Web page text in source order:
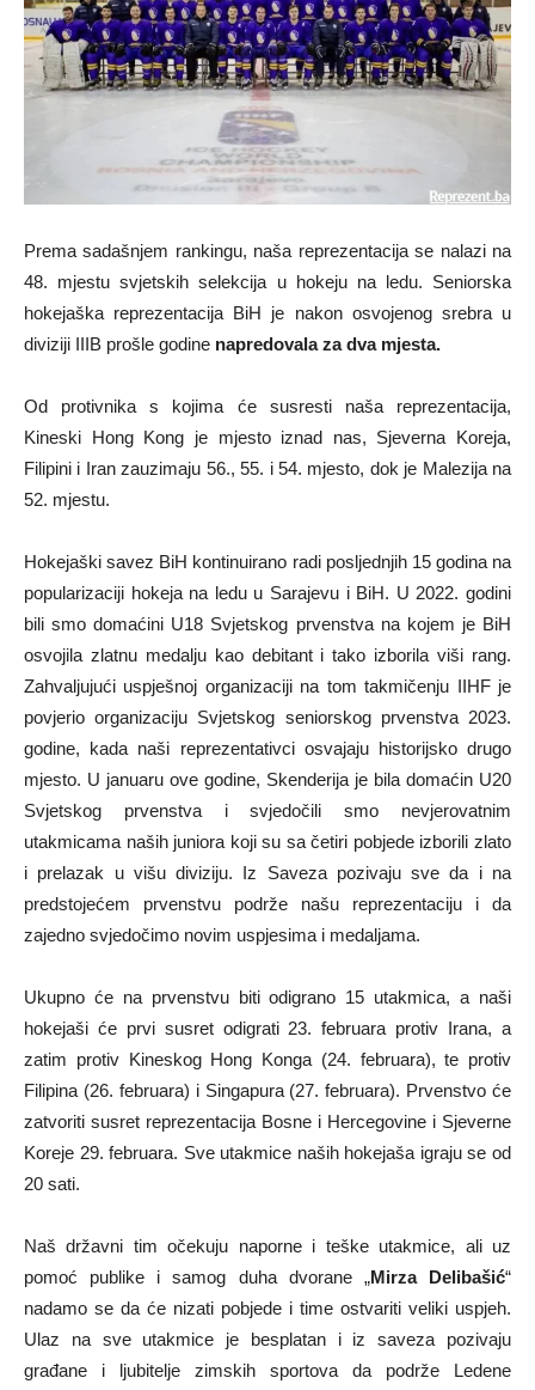
Prema sadašnjem rankingu, naša reprezentacija se nalazi na
48. mjestu svjetskih selekcija u hokeju na ledu. Seniorska
hokejaška reprezentacija BiH je nakon osvojenog srebra u
diviziji IIIB prošle godine napredovala za dva mjesta.
Od protivnika s kojima će susresti naša reprezentacija,
Kineski Hong Kong je mjesto iznad nas, Sjeverna Koreja,
Filipini i Iran zauzimaju 56., 55. i 54. mjesto, dok je Malezija na
52. mjestu.
Hokejaški savez BiH kontinuirano radi posljednjih 15 godina na
popularizaciji hokeja na ledu u Sarajevu i BiH. U 2022. godini
bili smo domaćini U18 Svjetskog prvenstva na kojem je BiH
osvojila zlatnu medalju kao debitant i tako izborila viši rang.
Zahvaljujući uspješnoj organizaciji na tom takmičenju IIHF je
povjerio organizaciju Svjetskog seniorskog prvenstva 2023.
godine, kada naši reprezentativci osvajaju historijsko drugo
mjesto. U januaru ove godine, Skenderija je bila domaćin U20
Svjetskog prvenstva i svjedočili smo nevjerovatnim
utakmicama naših juniora koji su sa četiri pobjede izborili zlato
i prelazak u višu diviziju. Iz Saveza pozivaju sve da i na
predstojećem prvenstvu podrže našu reprezentaciju i da
zajedno svjedočimo novim uspjesima i medaljama.
Ukupno će na prvenstvu biti odigrano 15 utakmica, a naši
hokejaši će prvi susret odigrati 23. februara protiv Irana, a
zatim protiv Kineskog Hong Konga (24. februara), te protiv
Filipina (26. februara) i Singapura (27. februara). Prvenstvo će
zatvoriti susret reprezentacija Bosne i Hercegovine i Sjeverne
Koreje 29. februara. Sve utakmice naših hokejaša igraju se od
20 sati.
Naš državni tim očekuju naporne i teške utakmice, ali uz
pomoć publike i samog duha dvorane „Mirza Delibašić“
nadamo se da će nizati pobjede i time ostvariti veliki uspjeh.
Ulaz na sve utakmice je besplatan i iz saveza pozivaju
građane i ljubitelje zimskih sportova da podrže Ledene